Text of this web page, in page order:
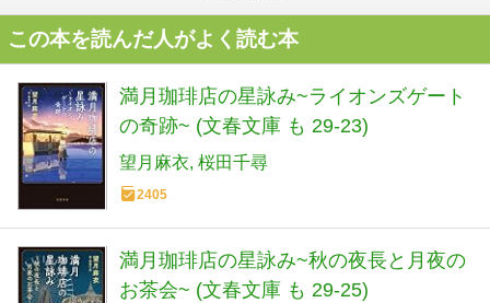
この本を読んだ人がよく読む本
満月珈琲店の星詠み~ライオンズゲート
の奇跡~ (文春文庫 も 29-23)
望月麻衣 桜田千尋
2405
満月珈琲店の星詠み~秋の夜長と月夜の
お茶会~ (文春文庫 も 29-25)